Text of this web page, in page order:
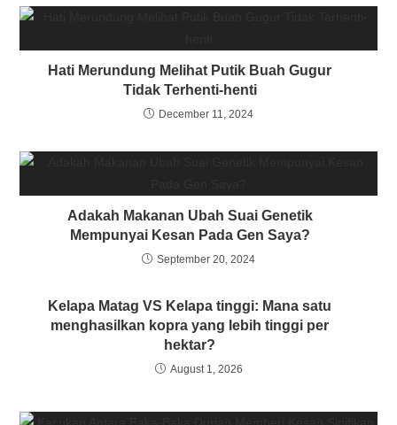
Hati Merundung Melihat Putik Buah Gugur
Tidak Terhenti-henti
December 11, 2024
Adakah Makanan Ubah Suai Genetik
Mempunyai Kesan Pada Gen Saya?
September 20, 2024
Kelapa Matag VS Kelapa tinggi: Mana satu
menghasilkan kopra yang lebih tinggi per
hektar?
August 1, 2026